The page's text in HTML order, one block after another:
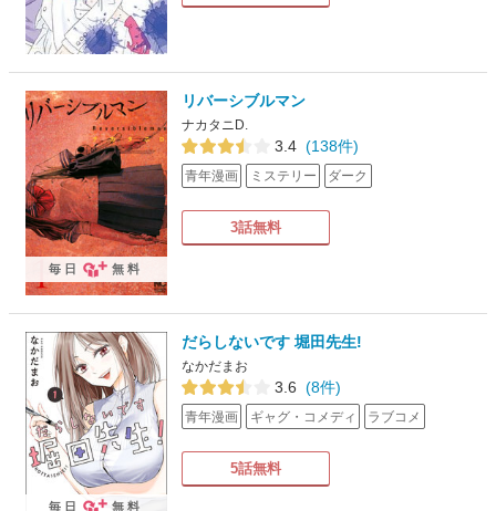
リバーシブルマン
ナカタニD.
3.4 (138件)
青年漫画 ミステリー ダーク
3話無料
毎日 無料
だらしないです 堀田先生!
なかだまお
3.6 (8件)
青年漫画 ギャグ・コメディ ラブコメ
5話無料
毎日 無料